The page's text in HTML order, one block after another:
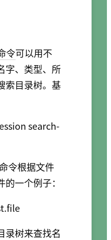
令可以用不
字、类型、所
索目录树。基
search-
令根据文件
一个例子：
录树来查找名